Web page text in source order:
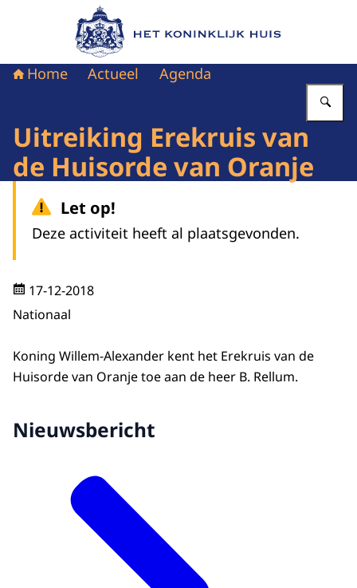
Naar de homepage van Het Koninklijk Huis
Home Actueel Agenda
Uitreiking Erekruis van
de Huisorde van Oranje
Let op!
Deze activiteit heeft al plaatsgevonden.
17-12-2018
Nationaal
Koning Willem-Alexander kent het Erekruis van de
Huisorde van Oranje toe aan de heer B. Rellum.
Nieuwsbericht